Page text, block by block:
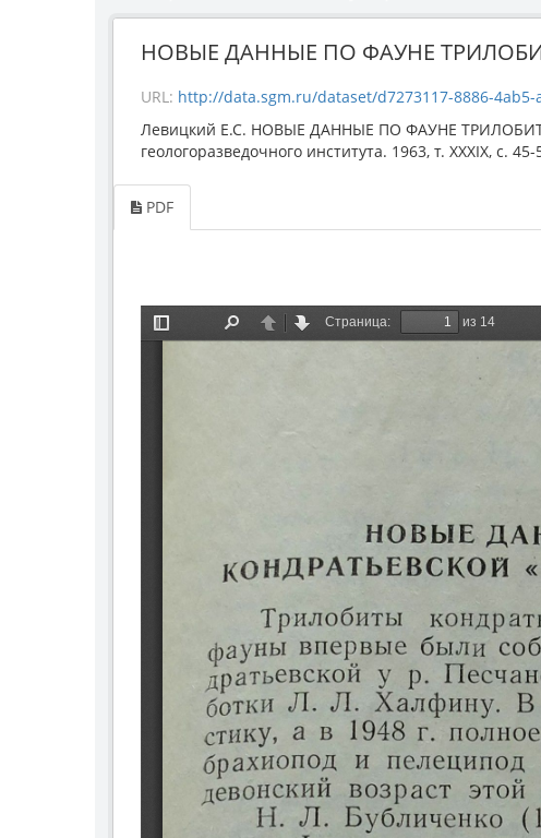
НОВЫЕ ДАННЫЕ ПО ФАУНЕ
URL: http://data.sgm.ru/dataset/d7273117-8886-4ab5-
Левицкий Е.С. НОВЫЕ ДАННЫЕ ПО ФАУНЕ
геологоразведочного института. 1963, т. XXXIX, с. 45-
PDF